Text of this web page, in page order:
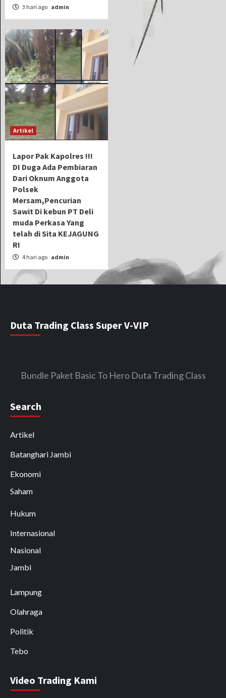
3 hari ago admin
Artikel
Lapor Pak Kapolres !!!
DI Duga Ada Pembiaran
Dari Oknum Anggota
Polsek
Mersam,Pencurian
Sawit Di kebun PT Deli
muda Perkasa Yang
telah di Sita KEJAGUNG
RI
4 hari ago admin
Duta Trading Class Super V-VIP
Bundle Paket Basic To Hero Duta Trading Class
Search
Artikel
Batanghari Jambi
Ekonomi
Saham
Hukum
Internasional
Nasional
Jambi
Lampung
Olahraga
Politik
Tebo
Video Trading Kami